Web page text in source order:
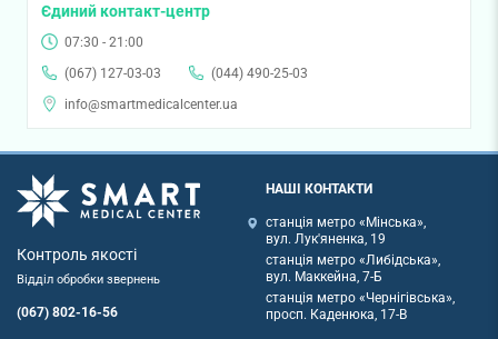
Єдиний контакт-центр
07:30 - 21:00
(067) 127-03-03
(044) 490-25-03
info@smartmedicalcenter.ua
Контроль якості
Відділ обробки звернень
(067) 802-16-56
НАШІ КОНТАКТИ
станція метро «Мінська»,
вул. Лук'яненка, 19
станція метро «Либідська»,
вул. Маккейна, 7-Б
станція метро «Чернігівська»,
просп. Каденюка, 17-В